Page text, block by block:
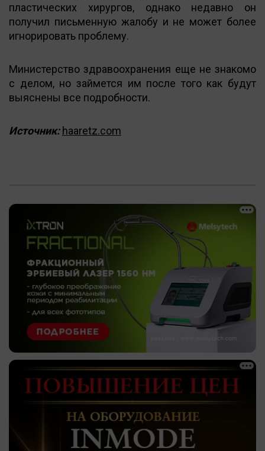
пластических хирургов, однако недавно он
получил письменную жалобу и не может более
игнорировать проблему.
Министерство здравоохранения еще не знакомо
с делом, но займется им после того как будут
выяснены все подробности.
Источник: haaretz.com